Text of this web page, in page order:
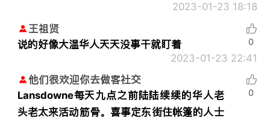
2023-01-23 18:18
王祖贤
说的好像大温华人天天没事干就盯着
2023-01-23 22:41
0
他们很欢迎你去做客社交
Lansdowne每天九点之前陆陆续续的华人老
头老太来活动筋骨。喜事定东街住帐篷的人士
0